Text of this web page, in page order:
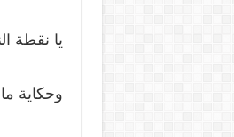
يا نقطة
وحكاية